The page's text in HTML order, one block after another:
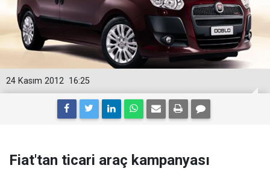
16:25
24 Kasım 2012
Fiat'tan ticari araç kampanyası